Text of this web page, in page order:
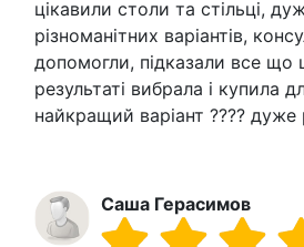
цікавили столи та стільці,
різноманітних варіантів,
допомогли, підказали все що
результаті вибрала і купила
найкращий варіант ????
Саша Герасимов